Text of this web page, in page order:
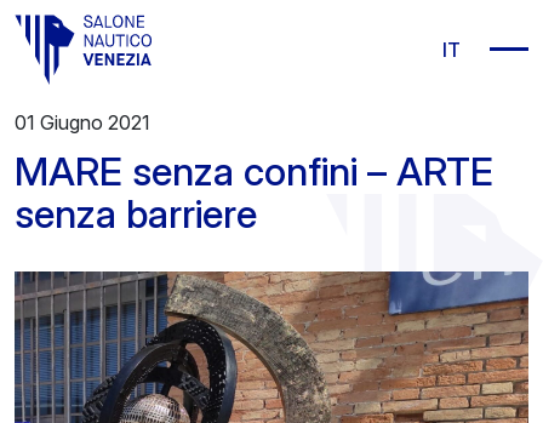
Vai al contenuto principale
IT
01 Giugno 2021
MARE senza confini – ARTE
senza barriere